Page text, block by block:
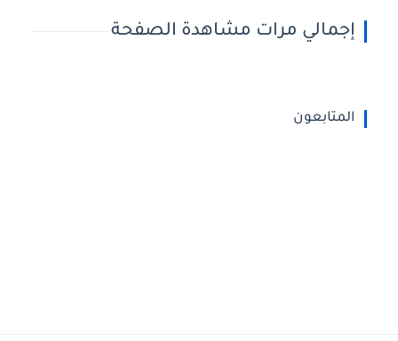
إجمالي مرات مشاهدة الصفحة
المتابعون